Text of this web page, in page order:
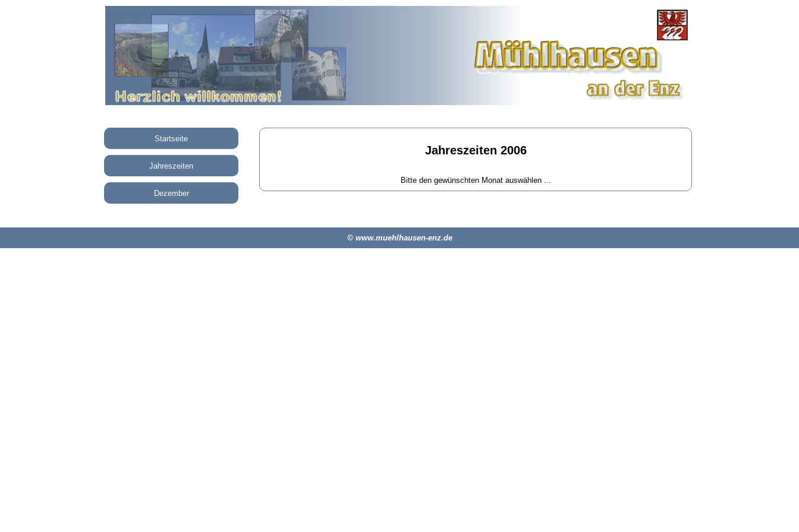
Startseite
Jahreszeiten
Dezember
Jahreszeiten 2006
Bitte den gewünschten Monat auswählen ...
© www.muehlhausen-enz.de